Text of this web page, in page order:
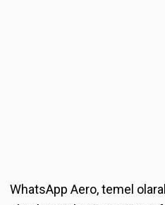
WhatsApp Aero, temel